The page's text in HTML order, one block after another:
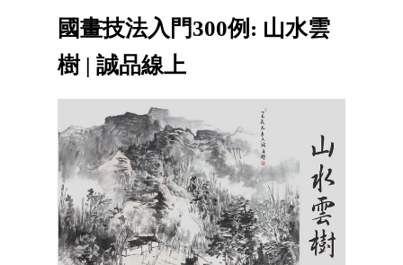
國畫技法入門300例: 山水雲
樹 | 誠品線上